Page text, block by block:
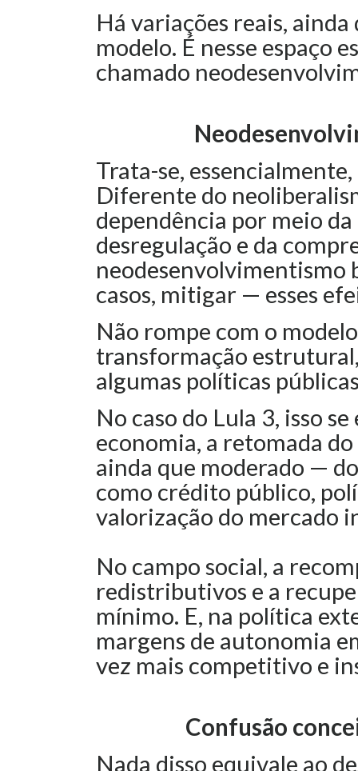
Há variações reais,
modelo. É nesse espaço
chamado
Trata-se,
Diferente do
dependência por meio
desregulação e da
neodesenvolvimentismo
casos, mitigar — esses
Não rompe com o
transformação
algumas políticas
No caso do Lula 3, isso
economia, a retomada
ainda que moderado —
como crédito público,
valorização do mercado
No campo social, a
redistributivos e a
mínimo. E, na política
margens de autonomia
vez mais competitivo e
Confusão
Nada disso equivale ao